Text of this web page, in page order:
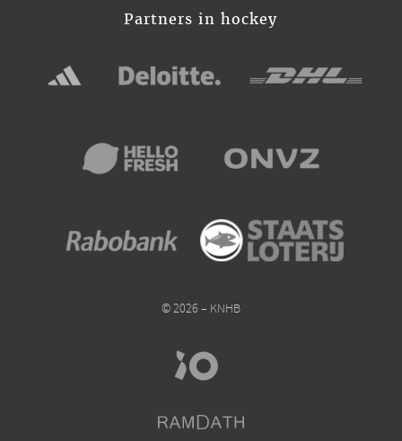
Partners in hockey
© 2026 – KNHB